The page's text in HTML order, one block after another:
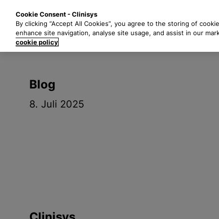
a
Blog
8. Juli 2025
Cookie Consent - Clinisys
By clicking “Accept All Cookies”, you agree to the storing of
enhance site navigation, analyse site usage, and assist in our
cookie policy